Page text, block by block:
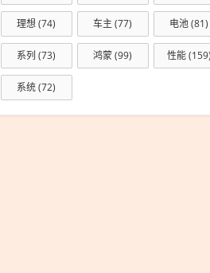
理想(74) 车主 (77) 电池(81)
系列 (73) 鸿蒙(99) 性能(159)
系统(72)